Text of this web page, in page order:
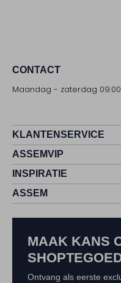
CONTACT
Maandag - zaterdag 09:00
KLANTENSERVICE
ASSEMVIP
INSPIRATIE
ASSEM
MAAK KANS
Ontvang als eerste